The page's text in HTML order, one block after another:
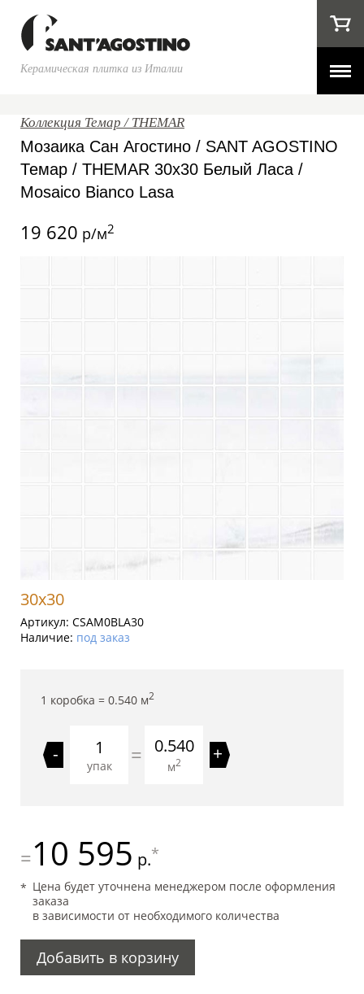
Керамическая плитка из Италии
Коллекция Темар / THEMAR
Мозаика Сан Агостино / SANT AGOSTINO
Темар / THEMAR 30x30 Белый Ласа /
Mosaico Bianco Lasa
19 620 р/м2
30x30
Артикул: CSAM0BLA30
Наличие: под заказ
1 коробка = 0.540 м2
-
упак = 0.540
м2 +
=10 595 р.*
Цена будет уточнена менеджером после оформления
заказа
в зависимости от необходимого количества
Добавить в корзину